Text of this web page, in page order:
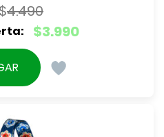
$4.490
El
precio
original
$3.990
El
precio
actual
$3.990.